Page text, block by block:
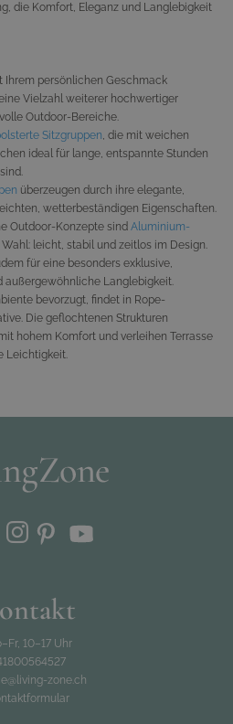
die Komfort, Eleganz und Langlebigkeit
Ihrem persönlichen Geschmack
Vielzahl weiterer hochwertiger
Outdoor-Bereiche.
Sitzgruppen, die mit weichen
ideal für lange, entspannte Stunden
überzeugen durch ihre elegante,
wetterbeständigen Eigenschaften.
Outdoor-Konzepte sind Aluminium-
leicht, stabil und zeitlos im Design.
für eine besonders exklusive,
außergewöhnliche Langlebigkeit.
bevorzugt, findet in Rope-
Die geflochtenen Strukturen
hohem Komfort und verleihen Terrasse
Leichtigkeit.
10–17 Uhr
zone.ch